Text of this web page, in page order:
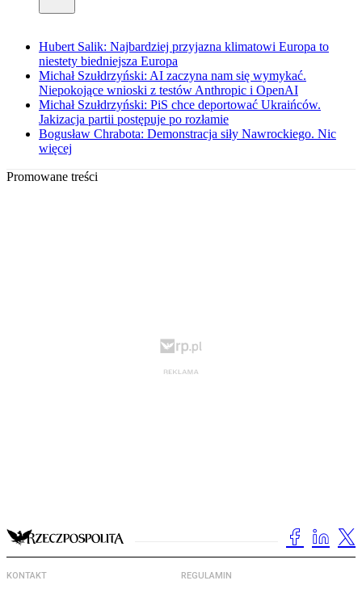
Hubert Salik: Najbardziej przyjazna klimatowi Europa to
niestety biedniejsza Europa
Michał Szułdrzyński: AI zaczyna nam się wymykać.
Niepokojące wnioski z testów Anthropic i OpenAI
Michał Szułdrzyński: PiS chce deportować Ukraińców.
Jakizacja partii postępuje po rozłamie
Bogusław Chrabota: Demonstracja siły Nawrockiego. Nic
więcej
Promowane treści
KONTAKT REGULAMIN